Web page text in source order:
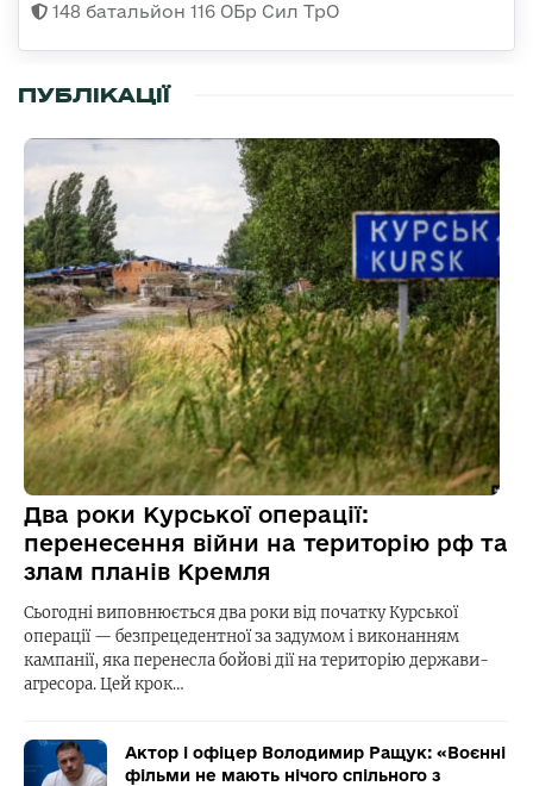
148 батальйон 116 ОБр Сил ТрО
ПУБЛІКАЦІЇ
Два роки Курської операції:
перенесення війни на територію рф та
злам планів Кремля
Сьогодні виповнюється два роки від початку Курської
операції — безпрецедентної за задумом і виконанням
кампанії, яка перенесла бойові дії на територію держави-
агресора. Цей крок…
Актор і офіцер Володимир Ращук: «Воєнні
фільми не мають нічого спільного з